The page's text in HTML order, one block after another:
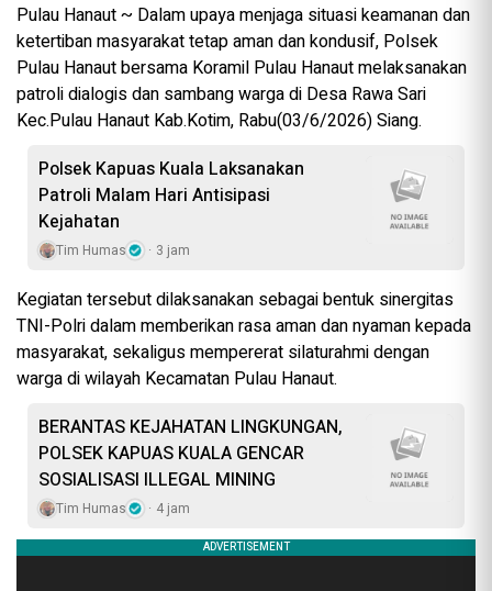
Pulau Hanaut ~ Dalam upaya menjaga situasi keamanan dan
ketertiban masyarakat tetap aman dan kondusif, Polsek
Pulau Hanaut bersama Koramil Pulau Hanaut melaksanakan
patroli dialogis dan sambang warga di Desa Rawa Sari
Kec.Pulau Hanaut Kab.Kotim, Rabu(03/6/2026) Siang.
Polsek Kapuas Kuala Laksanakan
Patroli Malam Hari Antisipasi
Kejahatan
Tim Humas 3 jam
Kegiatan tersebut dilaksanakan sebagai bentuk sinergitas
TNI-Polri dalam memberikan rasa aman dan nyaman kepada
masyarakat, sekaligus mempererat silaturahmi dengan
warga di wilayah Kecamatan Pulau Hanaut.
BERANTAS KEJAHATAN LINGKUNGAN,
POLSEK KAPUAS KUALA GENCAR
SOSIALISASI ILLEGAL MINING
Tim Humas 4 jam